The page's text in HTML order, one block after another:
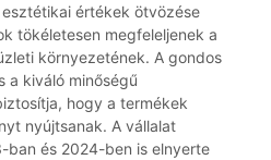
értékek ötvözése
tökéletesen megfeleljenek a
környezetének. A gondos
a kiváló minőségű
hogy a termékek
nyújtsanak. A vállalat
ban és 2024-ben is elnyerte